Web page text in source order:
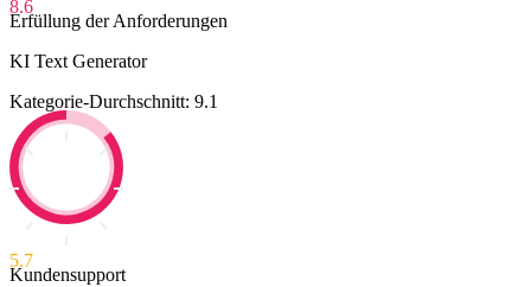
8.6
Erfüllung der Anforderungen
KI Text Generator
Kategorie-Durchschnitt: 9.1
5.7
Kundensupport